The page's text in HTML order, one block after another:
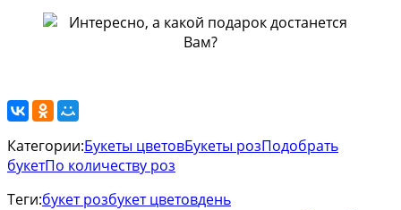
Категории:Букеты цветовБукеты розПодобрать
букетПо количеству роз
Теги:букет розбукет цветовдень